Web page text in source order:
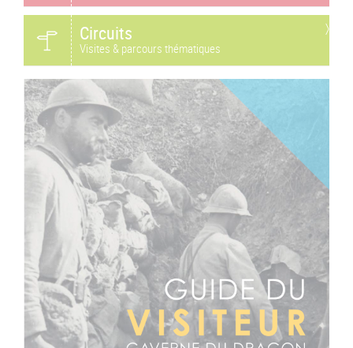
Circuits
Visites & parcours thématiques